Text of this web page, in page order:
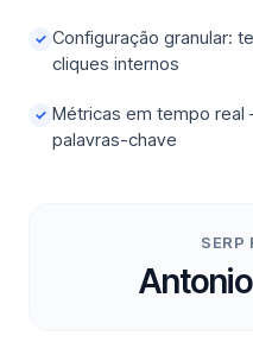
✓ Configuração granular:
cliques internos
✓ Métricas em tempo
palavras-chave
SERP